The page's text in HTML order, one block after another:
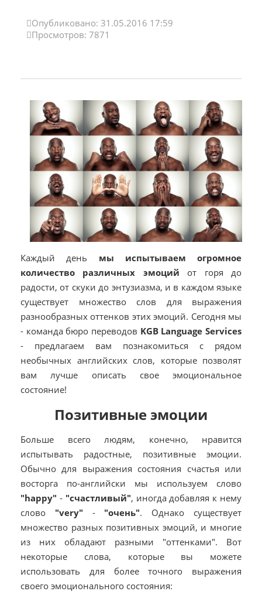
Опубликовано: 31.05.2016 17:59
Просмотров: 7871
Каждый день мы испытываем огромное
количество различных эмоций от горя до
радости, от скуки до энтузиазма, и в каждом языке
существует множество слов для выражения
разнообразных оттенков этих эмоций. Сегодня мы
- команда бюро переводов KGB Language Services
- предлагаем вам познакомиться с рядом
необычных английских слов, которые позволят
вам лучше описать свое эмоциональное
состояние!
Позитивные эмоции
Больше всего людям, конечно, нравится
испытывать радостные, позитивные эмоции.
Обычно для выражения состояния счастья или
восторга по-английски мы используем слово
"happy" - "счастливый", иногда добавляя к нему
слово "very" - "очень". Однако существует
множество разных позитивных эмоций, и многие
из них обладают разными "оттенками". Вот
некоторые слова, которые вы можете
использовать для более точного выражения
своего эмоционального состояния: